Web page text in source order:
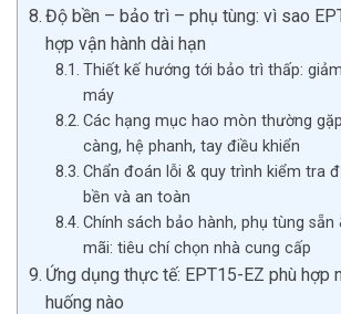
Độ bền – bảo trì – phụ tùng: vì sao
hợp vận hành dài hạn
Thiết kế hướng tới bảo trì thấp:
máy
Các hạng mục hao mòn thường
càng, hệ phanh, tay điều khiển
Chẩn đoán lỗi & quy trình kiểm tra
bền và an toàn
Chính sách bảo hành, phụ tùng sẵn
mãi: tiêu chí chọn nhà cung cấp
Ứng dụng thực tế: EPT15-EZ phù hợp
huống nào